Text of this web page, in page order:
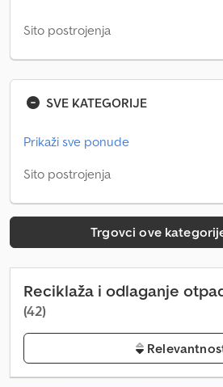
Sito postrojenja
SVE KATEGORIJE
Prikaži sve ponude
Sito postrojenja
Trgovci ove
Reciklaža i odlaganje
(42)